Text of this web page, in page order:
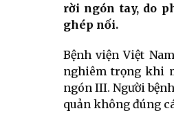
rời ngón tay, do
ghép nối.
Bệnh viện Việt
nghiêm trọng khi
ngón III. Người
quản không đúng